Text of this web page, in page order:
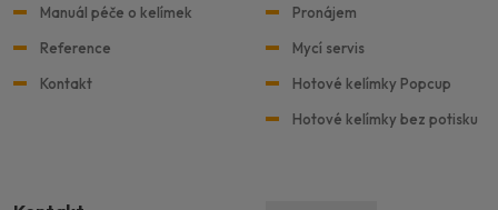
Manuál péče o kelímek
Reference
Kontakt
Pronájem
Mycí servis
Hotové kelímky Popcup
Hotové kelímky bez potisku